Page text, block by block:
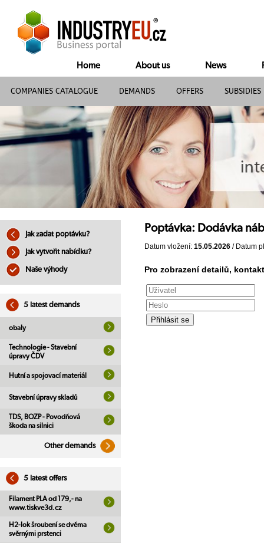
Home About us News
COMPANIES CATALOGUE DEMANDS OFFERS SUBSIDIES
Jak zadat poptávku?
Jak vytvořit nabídku?
Naše výhody
5 latest demands
obaly
Technologie - Stavební
úpravy ČDV
Hutní a spojovací materiál
Stavební úpravy skladů
TDS, BOZP - Povodňová
škoda na silnici
Other demands
5 latest offers
Filament PLA od 179,- na
www.tiskve3d.cz
H2-lok šroubení se dvěma
svěrnými prstenci
Poptávka: Dodávka
Datum vložení: 15.05.2026 / Datum
Pro zobrazení detailů,